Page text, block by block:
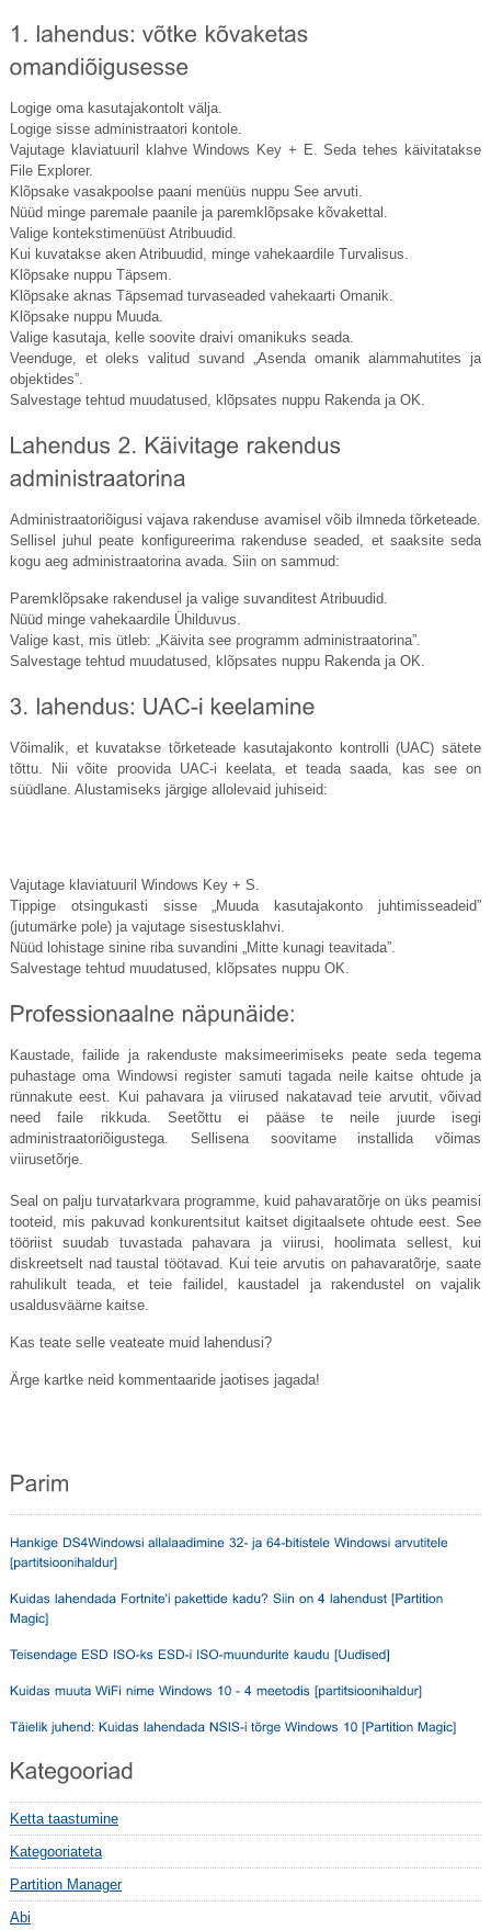
Logige oma kasutajakontolt välja.
Logige sisse administraatori kontole.
Vajutage klaviatuuril klahve Windows Key + E. Seda tehes käivitatakse
File Explorer.
Klõpsake vasakpoolse paani menüüs nuppu See arvuti.
Nüüd minge paremale paanile ja paremklõpsake kõvakettal.
Valige kontekstimenüüst Atribuudid.
Kui kuvatakse aken Atribuudid, minge vahekaardile Turvalisus.
Klõpsake nuppu Täpsem.
Klõpsake aknas Täpsemad turvaseaded vahekaarti Omanik.
Klõpsake nuppu Muuda.
Valige kasutaja, kelle soovite draivi omanikuks seada.
Veenduge, et oleks valitud suvand „Asenda omanik alammahutites ja
objektides”.
Salvestage tehtud muudatused, klõpsates nuppu Rakenda ja OK.
Administraatoriõigusi vajava rakenduse avamisel võib ilmneda tõrketeade.
Sellisel juhul peate konfigureerima rakenduse seaded, et saaksite seda
kogu aeg administraatorina avada. Siin on sammud:
Paremklõpsake rakendusel ja valige suvanditest Atribuudid.
Nüüd minge vahekaardile Ühilduvus.
Valige kast, mis ütleb: „Käivita see programm administraatorina”.
Salvestage tehtud muudatused, klõpsates nuppu Rakenda ja OK.
Võimalik, et kuvatakse tõrketeade kasutajakonto kontrolli (UAC) sätete
tõttu. Nii võite proovida UAC-i keelata, et teada saada, kas see on
süüdlane. Alustamiseks järgige allolevaid juhiseid:
Vajutage klaviatuuril Windows Key + S.
Tippige otsingukasti sisse „Muuda kasutajakonto juhtimisseadeid”
(jutumärke pole) ja vajutage sisestusklahvi.
Nüüd lohistage sinine riba suvandini „Mitte kunagi teavitada”.
Salvestage tehtud muudatused, klõpsates nuppu OK.
Kaustade, failide ja rakenduste maksimeerimiseks peate seda tegema
puhastage oma Windowsi register samuti tagada neile kaitse ohtude ja
rünnakute eest. Kui pahavara ja viirused nakatavad teie arvutit, võivad
need faile rikkuda. Seetõttu ei pääse te neile juurde isegi
administraatoriõigustega. Sellisena soovitame installida võimas
viirusetõrje.
Seal on palju turvatarkvara programme, kuid pahavaratõrje on üks peamisi
tooteid, mis pakuvad konkurentsitut kaitset digitaalsete ohtude eest. See
tööriist suudab tuvastada pahavara ja viirusi, hoolimata sellest, kui
diskreetselt nad taustal töötavad. Kui teie arvutis on pahavaratõrje, saate
rahulikult teada, et teie failidel, kaustadel ja rakendustel on vajalik
usaldusväärne kaitse.
Kas teate selle veateate muid lahendusi?
Ärge kartke neid kommentaaride jaotises jagada!
Ketta taastumine
Kategooriateta
Partition Manager
Abi